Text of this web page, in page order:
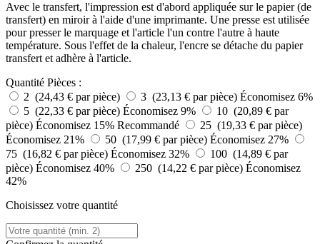
Avec le transfert, l'impression est d'abord appliquée sur le papier (de
transfert) en miroir à l'aide d'une imprimante. Une presse est utilisée
pour presser le marquage et l'article l'un contre l'autre à haute
température. Sous l'effet de la chaleur, l'encre se détache du papier
transfert et adhère à l'article.
Quantité Pièces :
2 (24,43 € par pièce)
3 (23,13 € par pièce) Économisez 6%
5 (22,33 € par pièce) Économisez 9%
10 (20,89 € par
pièce) Économisez 15% Recommandé
25 (19,33 € par pièce)
Économisez 21%
50 (17,99 € par pièce) Économisez 27%
75 (16,82 € par pièce) Économisez 32%
100 (14,89 € par
pièce) Économisez 40% 250 (14,22 € par pièce) Économisez
42%
Choisissez votre quantité